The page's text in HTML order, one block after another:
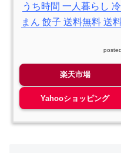
うち時間 一人暮らし
まん 餃子 送料無料 送
楽天市場
Yahooショッピング